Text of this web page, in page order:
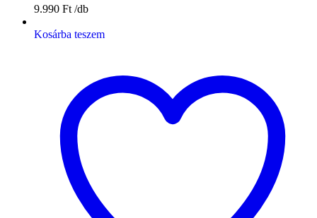
9.990 Ft
Kosárba teszem